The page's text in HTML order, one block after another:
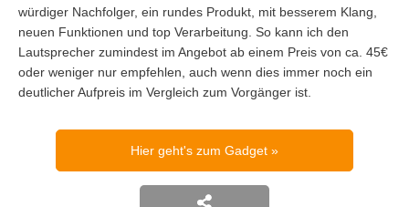
würdiger Nachfolger, ein rundes Produkt, mit besserem Klang,
neuen Funktionen und top Verarbeitung. So kann ich den
Lautsprecher zumindest im Angebot ab einem Preis von ca. 45€
oder weniger nur empfehlen, auch wenn dies immer noch ein
deutlicher Aufpreis im Vergleich zum Vorgänger ist.
Hier geht's zum Gadget